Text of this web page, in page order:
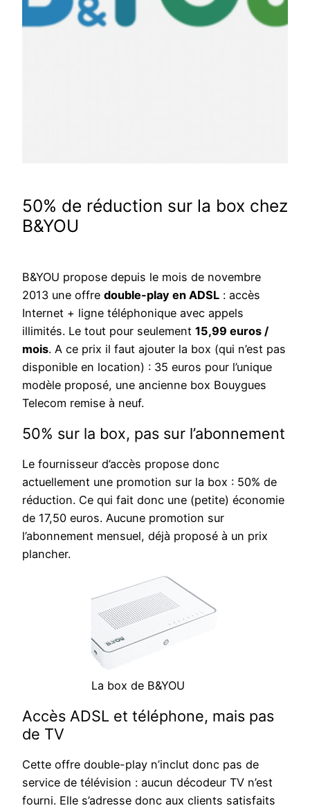
50% de réduction sur la box chez
B&YOU
B&YOU propose depuis le mois de novembre
2013 une offre double-play en ADSL : accès
Internet + ligne téléphonique avec appels
illimités. Le tout pour seulement 15,99 euros /
mois. A ce prix il faut ajouter la box (qui n’est pas
disponible en location) : 35 euros pour l’unique
modèle proposé, une ancienne box Bouygues
Telecom remise à neuf.
50% sur la box, pas sur l’abonnement
Le fournisseur d’accès propose donc
actuellement une promotion sur la box : 50% de
réduction. Ce qui fait donc une (petite) économie
de 17,50 euros. Aucune promotion sur
l’abonnement mensuel, déjà proposé à un prix
plancher.
La box de B&YOU
Accès ADSL et téléphone, mais pas
de TV
Cette offre double-play n’inclut donc pas de
service de télévision : aucun décodeur TV n’est
fourni. Elle s’adresse donc aux clients satisfaits